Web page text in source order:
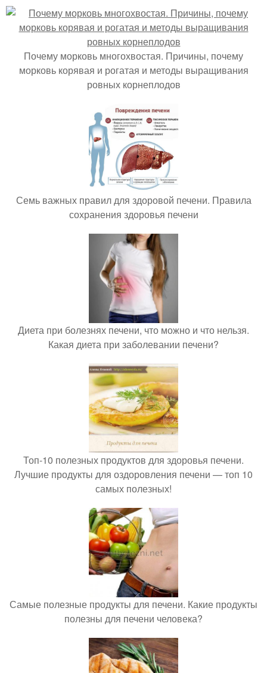
Почему морковь многохвостая. Причины, почему
морковь корявая и рогатая и методы выращивания
ровных корнеплодов
Семь важных правил для здоровой печени. Правила
сохранения здоровья печени
Диета при болезнях печени, что можно и что нельзя.
Какая диета при заболевании печени?
Топ-10 полезных продуктов для здоровья печени.
Лучшие продукты для оздоровления печени — топ 10
самых полезных!
Самые полезные продукты для печени. Какие продукты
полезны для печени человека?